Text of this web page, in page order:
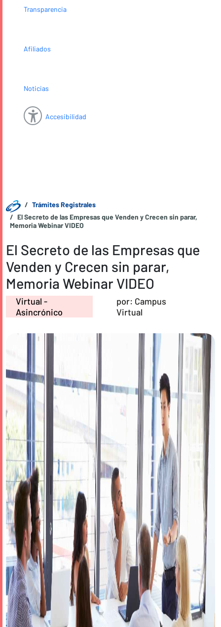
Transparencia
Afiliados
Noticias
Accesibilidad
Trámites Registrales
El Secreto de las Empresas que Venden y Crecen sin parar,
Memoria Webinar VIDEO
El Secreto de las Empresas que
Venden y Crecen sin parar,
Memoria Webinar VIDEO
Virtual -
Asincrónico
por: Campus
Virtual